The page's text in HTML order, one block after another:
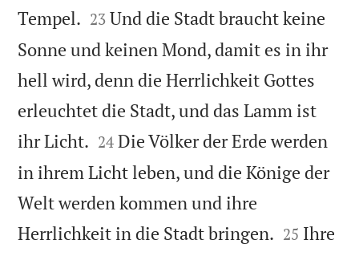
Tempel. 

23 Und die Stadt braucht keine
Sonne und keinen Mond, damit es in ihr
hell wird, denn die Herrlichkeit Gottes
erleuchtet die Stadt, und das Lamm ist
ihr Licht. 

24 Die Völker der Erde werden
in ihrem Licht leben, und die Könige der
Welt werden kommen und ihre
Herrlichkeit in die Stadt bringen. 

25 Ihre